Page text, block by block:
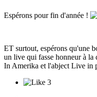
Espérons pour fin d'année !
ET surtout, espérons qu'une
un live qui fasse honneur à la
In Amerika et l'abject Live in
3